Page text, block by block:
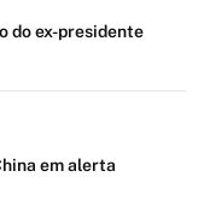
do ex-presidente
em alerta